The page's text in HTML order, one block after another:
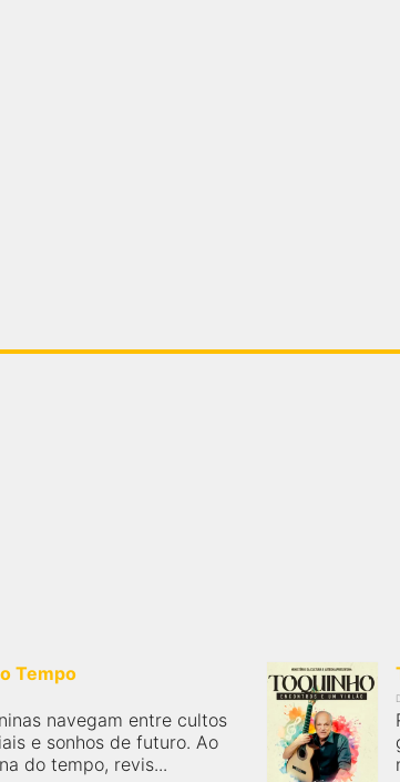
Tempo
navegam entre cultos
e sonhos de futuro. Ao
do tempo, revis...